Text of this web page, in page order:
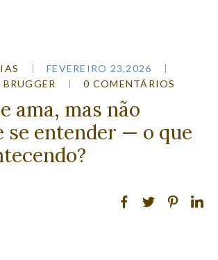
FEVEREIRO 23,2026
0 COMENTÁRIOS
ama, mas não
se entender — o que